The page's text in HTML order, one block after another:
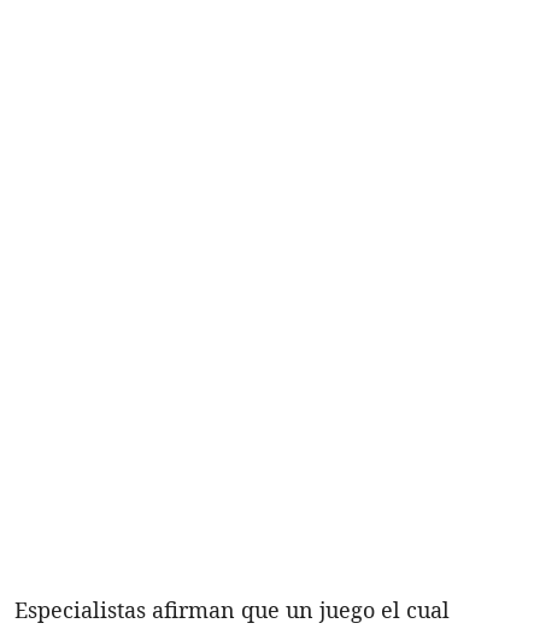
Especialistas afirman que un juego el cual